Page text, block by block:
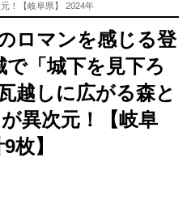
！【岐阜県】 2024年
ロマンを感じる登
で「城下を見下ろ
越しに広がる森と
異次元！【岐阜
枚】